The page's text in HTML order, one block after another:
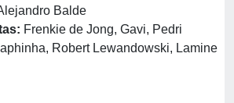
Balde
Frenkie de Jong, Gavi, Pedri
Robert Lewandowski, Lamine